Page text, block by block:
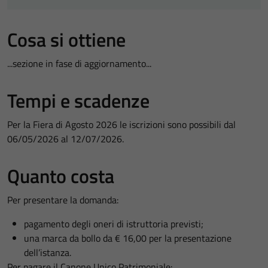
Cosa si ottiene
...sezione in fase di aggiornamento...
Tempi e scadenze
Per la Fiera di Agosto 2026 le iscrizioni sono possibili dal
06/05/2026 al 12/07/2026.
Quanto costa
Per presentare la domanda:
pagamento degli oneri di istruttoria previsti;
una marca da bollo da € 16,00 per la presentazione
dell’istanza.